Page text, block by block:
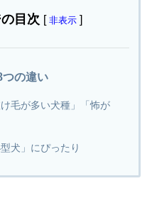
目次 [ 非表示 ]
の違い
毛が多い犬種」「怖が
犬」にぴったり